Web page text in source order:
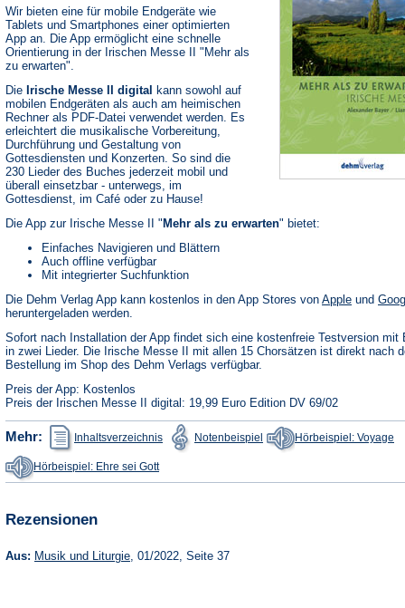
Wir bieten eine für mobile Endgeräte wie
Tablets und Smartphones einer optimierten
App an. Die App ermöglicht eine schnelle
Orientierung in der Irischen Messe II "Mehr als
zu erwarten".
Die Irische Messe II digital kann sowohl auf
mobilen Endgeräten als auch am heimischen
Rechner als PDF-Datei verwendet werden. Es
erleichtert die musikalische Vorbereitung,
Durchführung und Gestaltung von
Gottesdiensten und Konzerten. So sind die
230 Lieder des Buches jederzeit mobil und
überall einsetzbar - unterwegs, im
Gottesdienst, im Café oder zu Hause!
Die App zur Irische Messe II " Mehr als zu erwarten" bietet:
Einfaches Navigieren und Blättern
Auch offline verfügbar
Mit integrierter Suchfunktion
Die Dehm Verlag App kann kostenlos in den App Stores von Apple(Öffnet
neuen
Tab)
und
heruntergeladen werden.
Sofort nach Installation der App findet sich eine kostenfreie Testversion mit
in zwei Lieder. Die Irische Messe II mit allen 15 Chorsätzen ist direkt nach
Bestellung im Shop des Dehm Verlags verfügbar.
Preis der App: Kostenlos
Preis der Irischen Messe II digital: 19,99 Euro Edition DV 69/02
Mehr: Inhaltsverzeichnis
(Öffnet
in
einem
Tab)
Notenbeispiel
(Öffnet
in
einem
Tab)
Hörbeispiel: Voyagein
Hörbeispiel: Ehre sei Gottin
einem
Rezensionen
Aus: Musik und Liturgie(Öffnet
, 01/2022, Seite 37